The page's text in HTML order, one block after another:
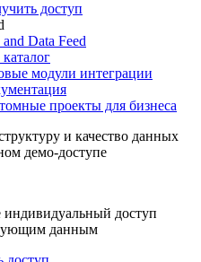
доступ
Data Feed
модули интеграции
проекты для бизнеса
и качество данных
демо-доступе
индивидуальный доступ
данным